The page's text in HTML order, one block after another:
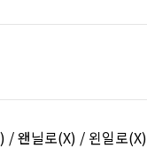
/ 왠닐로(X) / 왼일로(X)